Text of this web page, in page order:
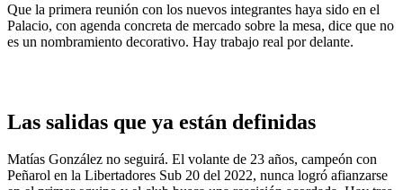
Que la primera reunión con los nuevos integrantes haya sido en el
Palacio, con agenda concreta de mercado sobre la mesa, dice que no
es un nombramiento decorativo. Hay trabajo real por delante.
Las salidas que ya están definidas
Matías González no seguirá. El volante de 23 años, campeón con
Peñarol en la Libertadores Sub 20 del 2022, nunca logró afianzarse